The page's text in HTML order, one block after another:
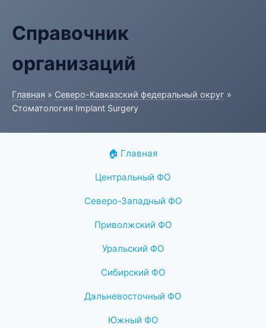
Справочник
организаций
Главная » Северо-Кавказский федеральный округ »
Стоматология Implant Surgery
🏠 Главная
Центральный ФО
Северо-Западный ФО
Приволжский ФО
Уральский ФО
Сибирский ФО
Дальневосточный ФО
Южный ФО